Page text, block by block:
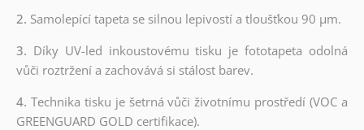
2. Samolepící tapeta se silnou lepivostí a tloušťkou 90 µm.
3. Díky UV-led inkoustovému tisku je fototapeta odolná
vůči roztržení a zachovává si stálost barev.
4. Technika tisku je šetrná vůči životnímu prostředí (VOC a
GREENGUARD GOLD certifikace).